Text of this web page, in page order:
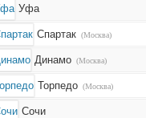
Уфа
Спартак (Москва)
Динамо (Москва)
Торпедо (Москва)
Сочи